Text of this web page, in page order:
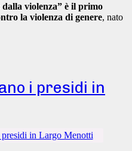
violenza” è il primo
la violenza di genere, nato
i presidi in